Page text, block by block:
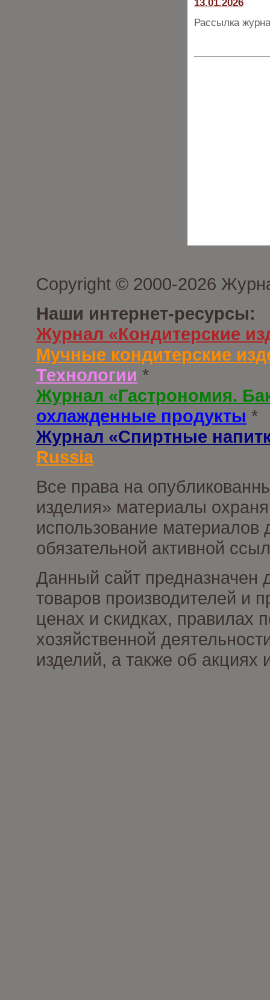
13.01.2026
Рассылка
Copyright © 2000-2026
Наши интернет-ресурсы:
Журнал «Кондитерские
Мучные кондитерские
Технологии *
Журнал «Гастрономия.
охлажденные продукты *
Журнал «Спиртные
Russia
Все права на
изделия» материалы
использование материалов
обязательной активной
Данный сайт предназначен
товаров производителей и
ценах и скидках, правилах
хозяйственной
изделий, а также об